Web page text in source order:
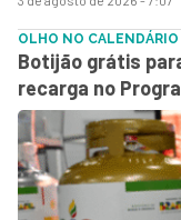
OLHO NO CALENDÁRIO
Botijão grátis
recarga no